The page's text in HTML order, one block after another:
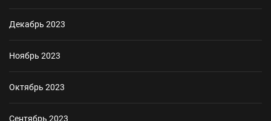
Декабрь 2023
Ноябрь 2023
Октябрь 2023
Сентябрь 2023